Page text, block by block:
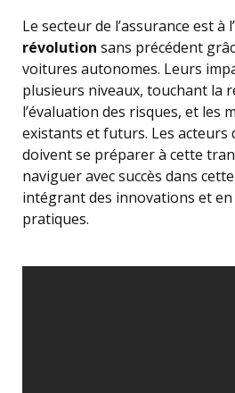
Le secteur de l’assurance est à
révolution sans précédent
voitures autonomes. Leurs
plusieurs niveaux, touchant la
l’évaluation des risques, et les
existants et futurs. Les acteurs
doivent se préparer à cette
naviguer avec succès dans
intégrant des innovations et
pratiques.